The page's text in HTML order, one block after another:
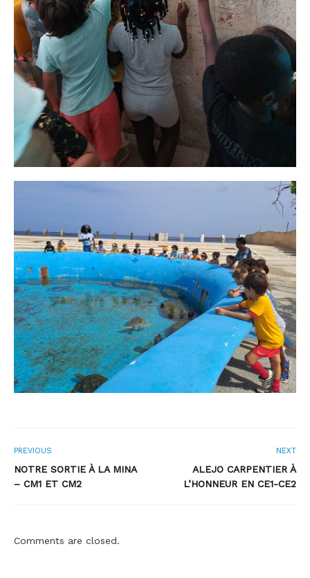
PREVIOUS
NOTRE SORTIE À LA MINA
– CM1 ET CM2
NEXT
ALEJO CARPENTIER À
L’HONNEUR EN CE1-CE2
Comments are closed.